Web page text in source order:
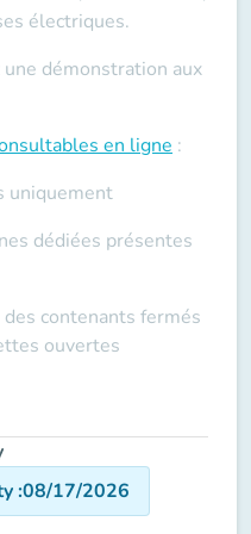
électriques.
démonstration aux
en ligne :
uniquement
dédiées présentes
contenants fermés
ouvertes
:08/17/2026